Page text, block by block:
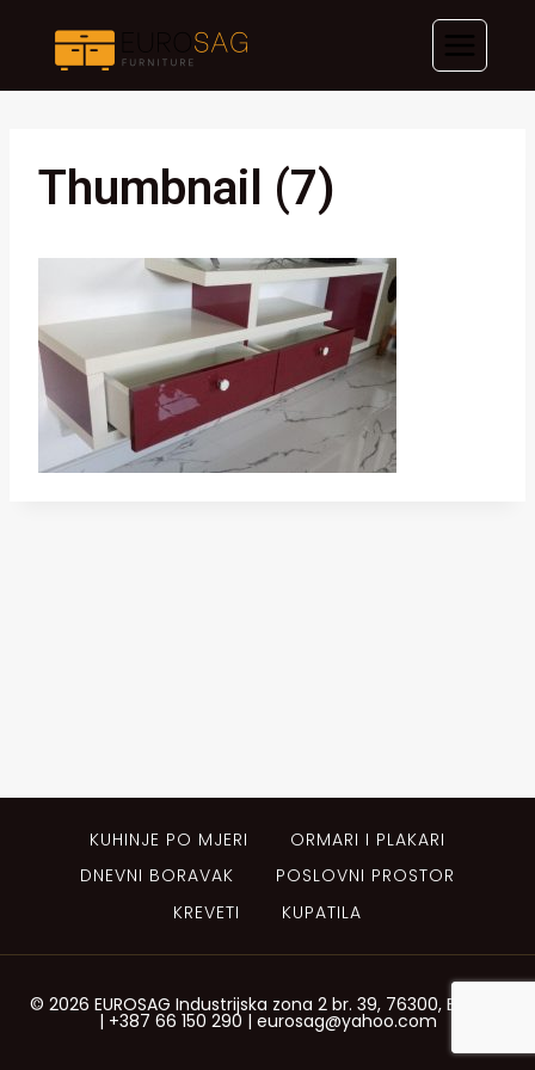
content
Thumbnail (7)
KUHINJE PO MJERI
ORMARI I PLAKARI
DNEVNI BORAVAK
POSLOVNI PROSTOR
KREVETI
KUPATILA
© 2026 EUROSAG Industrijska zona 2 br. 39, 76300, Bijeljina
| +387 66 150 290 | eurosag@yahoo.com